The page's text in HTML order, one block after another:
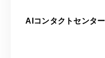
AIコンタクトセンタ